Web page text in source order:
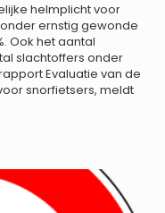
helmplicht voor
ernstig gewonde
Ook het aantal
slachtoffers onder
Evaluatie van de
snorfietsers, meldt